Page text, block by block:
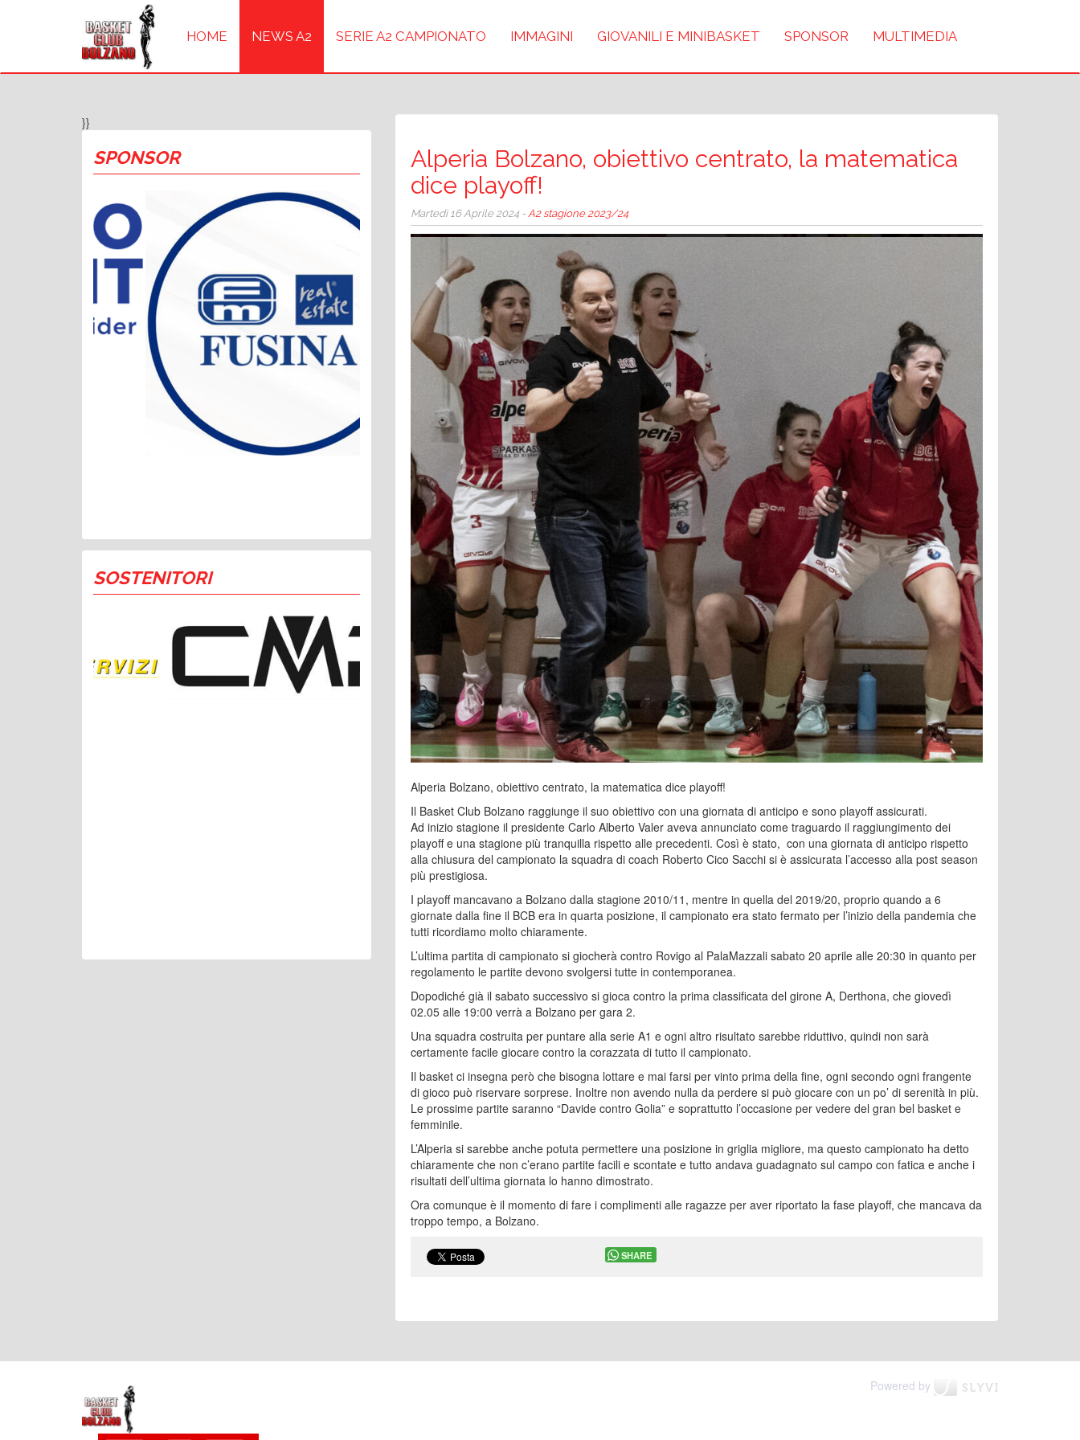
HOME NEWS A2 SERIE A2 CAMPIONATO IMMAGINI GIOVANILI E MINIBASKET SPONSOR MULTIMEDIA
}}
SPONSOR
SOSTENITORI
Alperia Bolzano, obiettivo centrato, la matematica
dice playoff!
Martedì 16 Aprile 2024 -A2 stagione 2023/24
Alperia Bolzano, obiettivo centrato, la matematica dice playoff!
Il Basket Club Bolzano raggiunge il suo obiettivo con una giornata di anticipo e sono playoff assicurati.
Ad inizio stagione il presidente Carlo Alberto Valer aveva annunciato come traguardo il raggiungimento dei
playoff e una stagione più tranquilla rispetto alle precedenti. Così è stato, con una giornata di anticipo rispetto
alla chiusura del campionato la squadra di coach Roberto Cico Sacchi si è assicurata l’accesso alla post season
più prestigiosa.
I playoff mancavano a Bolzano dalla stagione 2010/11, mentre in quella del 2019/20, proprio quando a 6
giornate dalla fine il BCB era in quarta posizione, il campionato era stato fermato per l’inizio della pandemia che
tutti ricordiamo molto chiaramente.
L’ultima partita di campionato si giocherà contro Rovigo al PalaMazzali sabato 20 aprile alle 20:30 in quanto per
regolamento le partite devono svolgersi tutte in contemporanea.
Dopodiché già il sabato successivo si gioca contro la prima classificata del girone A, Derthona, che giovedì
02.05 alle 19:00 verrà a Bolzano per gara 2.
Una squadra costruita per puntare alla serie A1 e ogni altro risultato sarebbe riduttivo, quindi non sarà
certamente facile giocare contro la corazzata di tutto il campionato.
Il basket ci insegna però che bisogna lottare e mai farsi per vinto prima della fine, ogni secondo ogni frangente
di gioco può riservare sorprese. Inoltre non avendo nulla da perdere si può giocare con un po’ di serenità in più.
Le prossime partite saranno “Davide contro Golia” e soprattutto l’occasione per vedere del gran bel basket e
femminile.
L’Alperia si sarebbe anche potuta permettere una posizione in griglia migliore, ma questo campionato ha detto
chiaramente che non c’erano partite facili e scontate e tutto andava guadagnato sul campo con fatica e anche i
risultati dell’ultima giornata lo hanno dimostrato.
Ora comunque è il momento di fare i complimenti alle ragazze per aver riportato la fase playoff, che mancava da
troppo tempo, a Bolzano.
SHARE
Powered by